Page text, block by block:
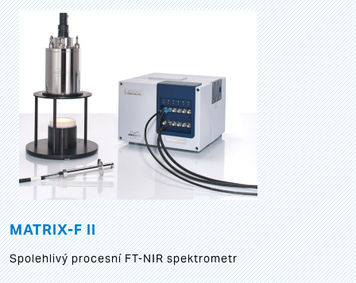
MATRIX-F II
Spolehlivý procesní FT-NIR spektrometr